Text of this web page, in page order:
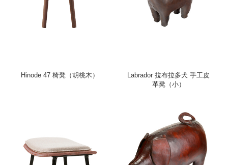
Hinode 47 椅凳（胡桃木）
Labrador 拉布拉多犬 手工皮
革凳（小）